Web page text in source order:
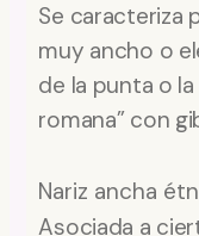
Se caracteriza
muy ancho o
de la punta o la
romana” con
Nariz ancha
Asociada a